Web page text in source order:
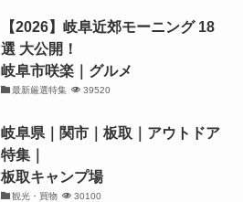
【2026】岐阜近郊モーニング 18
選 大公開！
岐阜市咲楽｜グルメ
最新厳選特集 39520
岐阜県｜関市｜板取｜アウトドア
特集｜
板取キャンプ場
観光・買物 30100